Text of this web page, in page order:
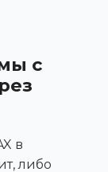
с
в
либо